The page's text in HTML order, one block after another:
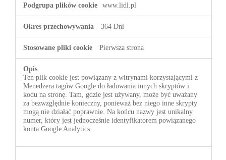
www.lidl.pl
364 Dni
Pierwsza strona
Ten plik cookie jest powiązany z witrynami korzystającymi z
Menedżera tagów Google do ładowania innych skryptów i
kodu na stronę. Tam, gdzie jest używany, może być uważany
za bezwzględnie konieczny, ponieważ bez niego inne skrypty
mogą nie działać poprawnie. Na końcu nazwy jest unikalny
numer, który jest jednocześnie identyfikatorem powiązanego
konta Google Analytics.